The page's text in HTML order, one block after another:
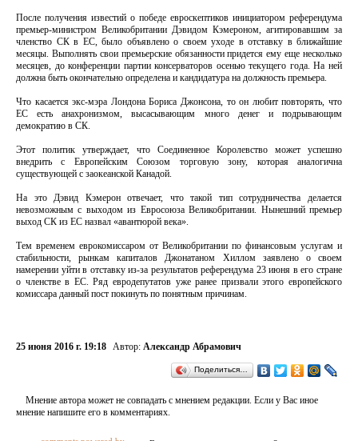
После получения известий о победе евроскептиков инициатором референдума
премьер-министром Великобритании Дэвидом Кэмероном, агитировавшим за
членство СК в ЕС, было объявлено о своем уходе в отставку в ближайшие
месяцы. Выполнять свои премьерские обязанности придется ему еще несколько
месяцев, до конференции партии консерваторов осенью текущего года. На ней
должна быть окончательно определена и кандидатура на должность премьера.
Что касается экс-мэра Лондона Бориса Джонсона, то он любит повторять, что
ЕС есть анахронизмом, высасывающим много денег и подрывающим
демократию в СК.
Этот политик утверждает, что Соединенное Королевство может успешно
внедрить с Европейским Союзом торговую зону, которая аналогична
существующей с заокеанской Канадой.
На это Дэвид Кэмерон отвечает, что такой тип сотрудничества делается
невозможным с выходом из Евросоюза Великобритании. Нынешний премьер
выход СК из ЕС назвал «авантюрой века».
Тем временем еврокомиссаром от Великобритании по финансовым услугам и
стабильности, рынкам капиталов Джонатаном Хиллом заявлено о своем
намерении уйти в отставку из-за результатов референдума 23 июня в его стране
о членстве в ЕС. Ряд евродепутатов уже ранее призвали этого европейского
комиссара данный пост покинуть по понятным причинам.
25 июня 2016 г. 19:18 Автор: Александр Абрамович
Поделиться…
Мнение автора может не совпадать с мнением редакции. Если у Вас иное
мнение напишите его в комментариях.